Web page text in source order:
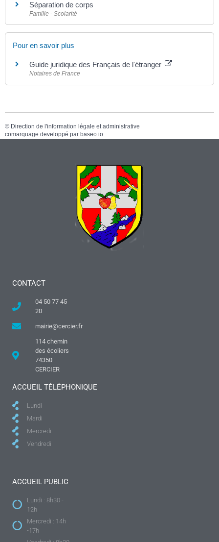
Séparation de corps
Famille - Scolarité
Pour en savoir plus
Guide juridique des Français de l'étranger
Notaires de France
© Direction de l'information légale et administrative
comarquage developpé par baseo.io
CONTACT
04 50 77 45
20
mairie@cercier.fr
114 chemin
des écoliers
74350
CERCIER
ACCUEIL TÉLÉPHONIQUE
Lundi
Mardi
Mercredi
Vendredi
ACCUEIL PUBLIC
Lundi : 8h30 -
12h
Mercredi : 14h
-17h